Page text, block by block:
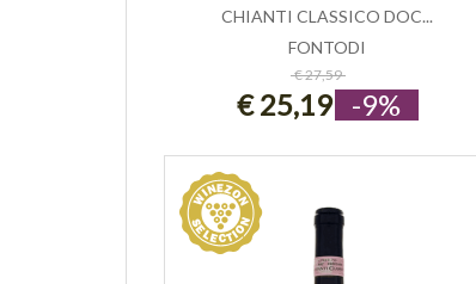
ESAURITO
CHIANTI CLASSICO DOC...
FONTODI
€ 27,59
€ 25,19 -9%